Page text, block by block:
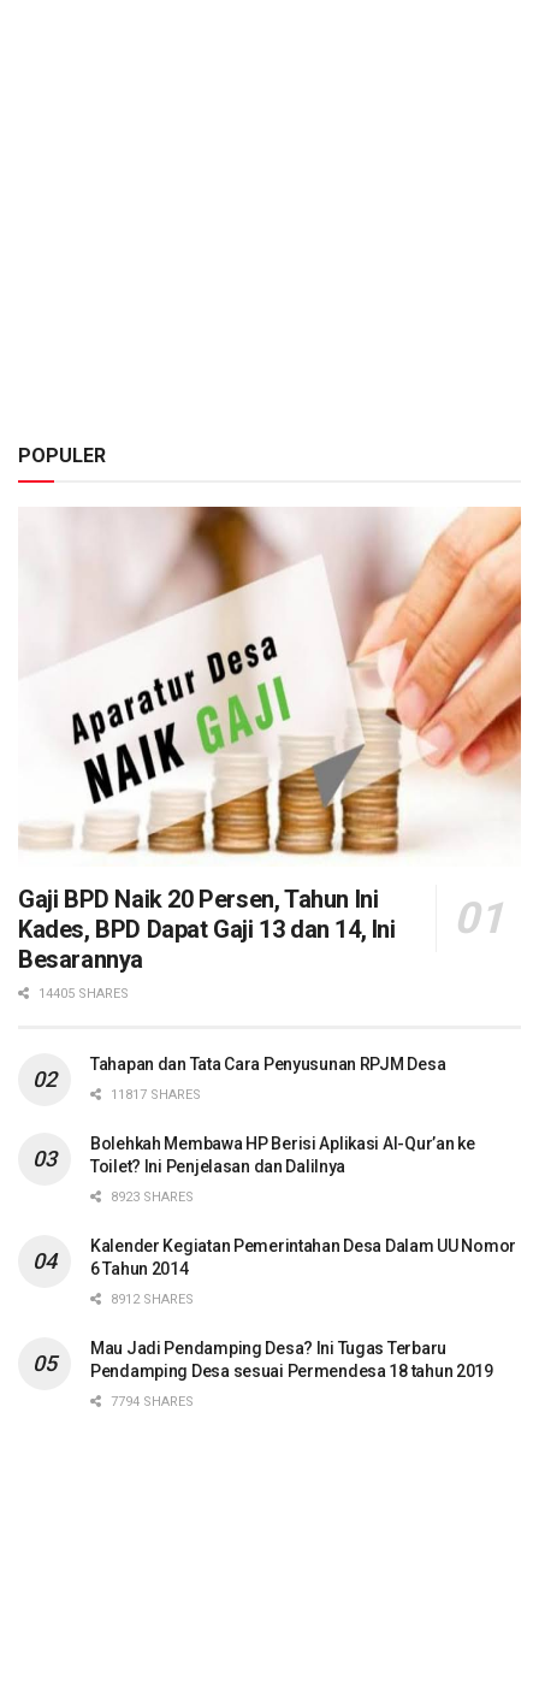
POPULER
Gaji BPD Naik 20 Persen, Tahun Ini
Kades, BPD Dapat Gaji 13 dan 14, Ini
Besarannya
14405 SHARES
Tahapan dan Tata Cara Penyusunan RPJM Desa
11817 SHARES
Bolehkah Membawa HP Berisi Aplikasi Al-Qur’an ke
Toilet? Ini Penjelasan dan Dalilnya
8923 SHARES
Kalender Kegiatan Pemerintahan Desa Dalam UU Nomor
6 Tahun 2014
8912 SHARES
Mau Jadi Pendamping Desa? Ini Tugas Terbaru
Pendamping Desa sesuai Permendesa 18 tahun 2019
7794 SHARES